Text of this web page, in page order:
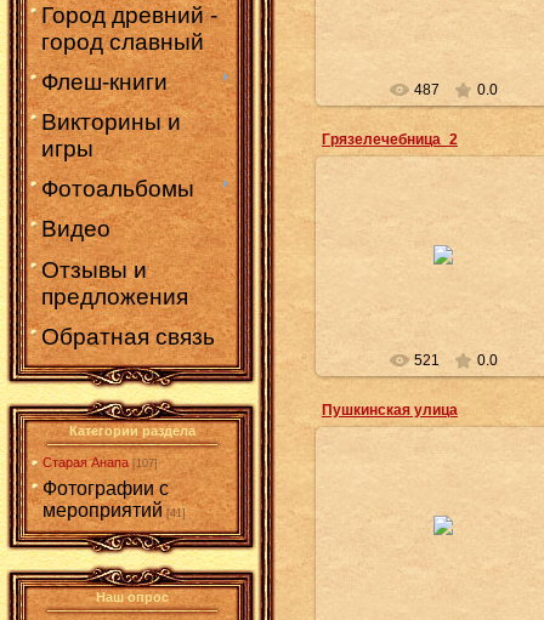
Город древний -
город славный
Флеш-книги
Викторины и
игры
Фотоальбомы
Видео
Отзывы и
предложения
Обратная связь
Категории раздела
Старая Анапа [107]
Фотографии с
мероприятий [41]
Наш опрос
487 0.0
Грязелечебница_2
521 0.0
Пушкинская улица